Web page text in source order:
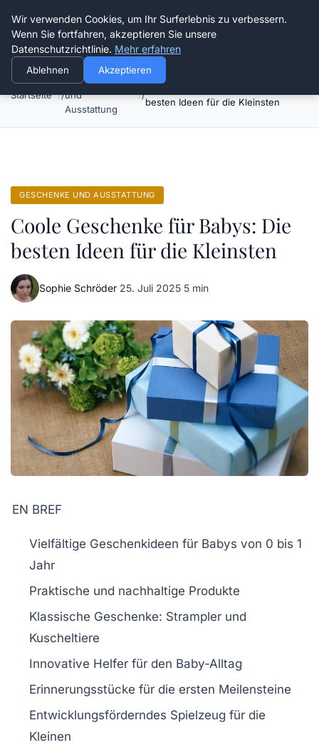
Verflixt-und-aufgetrennt.de
Startseite
Geschenke
und
Ausstattung
besten Ideen für die Kleinsten
GESCHENKE UND AUSSTATTUNG
Coole Geschenke für Babys: Die
besten Ideen für die Kleinsten
Sophie Schröder·25. Juli 2025·5 min
EN BREF
Vielfältige Geschenkideen für Babys von 0 bis 1
Jahr
Praktische und nachhaltige Produkte
Klassische Geschenke: Strampler und
Kuscheltiere
Innovative Helfer für den Baby-Alltag
Erinnerungsstücke für die ersten Meilensteine
Entwicklungsförderndes Spielzeug für die
Kleinen
Wir verwenden Cookies, um Ihr Surferlebnis zu verbessern.
Wenn Sie fortfahren, akzeptieren Sie unsere
Datenschutzrichtlinie. Mehr erfahren
Ablehnen Akzeptieren